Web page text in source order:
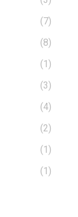
(7)
(8)
(1)
(3)
(4)
(2)
(1)
(1)